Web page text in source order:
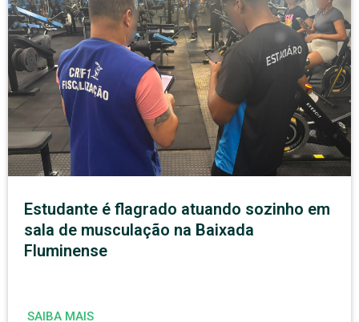
Estudante é flagrado atuando sozinho em
sala de musculação na Baixada
Fluminense
SAIBA MAIS